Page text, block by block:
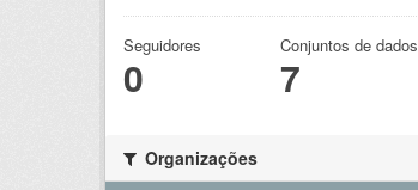
Seguidores
0
Conjuntos de dados
7
Organizações